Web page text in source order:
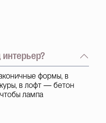
формы, в
в лофт — бетон
лампа